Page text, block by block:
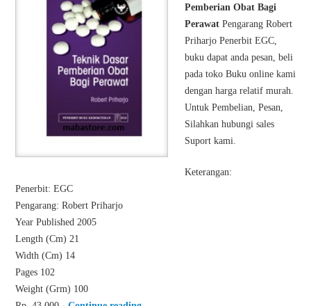
Pemberian Obat Bagi
PerawatPengarang Robert
Priharjo Penerbit EGC,
buku dapat anda pesan, beli
pada toko Buku online kami
dengan harga relatif murah.
Untuk Pembelian, Pesan,
Silahkan hubungi sales
Suport kami.
Keterangan:
Penerbit: EGC
Pengarang: Robert Priharjo
Year Published 2005
Length (Cm) 21
Width (Cm) 14
Pages 102
Weight (Grm) 100